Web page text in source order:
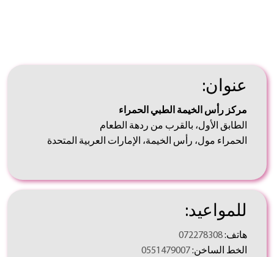
عنوان:
مركز رأس الخيمة الطبي الحمراء
الطابق الأول، بالقرب من ردهة الطعام
الحمراء مول، رأس الخيمة، الإمارات العربية المتحدة
للمواعيد:
هاتف:072278308
الخط الساخن:0551479007